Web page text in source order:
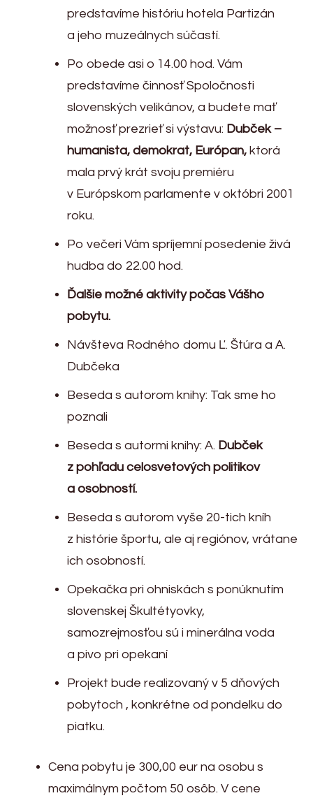
predstavíme históriu hotela Partizán
a jeho muzeálnych súčastí.
Po obede asi o 14.00 hod. Vám
predstavíme činnosť Spoločnosti
slovenských velikánov, a budete mať
možnosť prezrieť si výstavu: Dubček –
humanista, demokrat, Európan, ktorá
mala prvý krát svoju premiéru
v Európskom parlamente v októbri 2001
roku.
Po večeri Vám spríjemní posedenie živá
hudba do 22.00 hod.
Ďalšie možné aktivity počas Vášho
pobytu.
Návšteva Rodného domu Ľ. Štúra a A.
Dubčeka
Beseda s autorom knihy: Tak sme ho
poznali
Beseda s autormi knihy: A. Dubček
z pohľadu celosvetových politikov
a osobností.
Beseda s autorom vyše 20-tich kníh
z histórie športu, ale aj regiónov, vrátane
ich osobností.
Opekačka pri ohniskách s ponúknutím
slovenskej Škultétyovky,
samozrejmosťou sú i minerálna voda
a pivo pri opekaní
Projekt bude realizovaný v 5 dňových
pobytoch , konkrétne od pondelku do
piatku.
Cena pobytu je 300,00 eur na osobu s
maximálnym počtom 50 osôb. V cene